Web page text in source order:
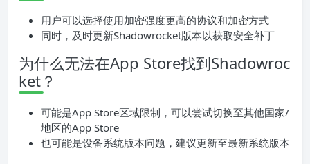
用户可以选择使用加密强度更高的协议和加密方式
同时，及时更新Shadowrocket版本以获取安全补丁
为什么无法在App Store找到Shadowroc
ket？
可能是App Store区域限制，可以尝试切换至其他国家/
地区的App Store
也可能是设备系统版本问题，建议更新至最新系统版本